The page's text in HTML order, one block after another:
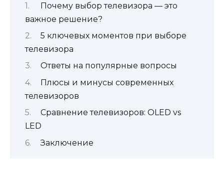
Почему выбор телевизора — это
важное решение?
5 ключевых моментов при выборе
телевизора
Ответы на популярные вопросы
Плюсы и минусы современных
телевизоров
Сравнение телевизоров: OLED vs
LED
Заключение